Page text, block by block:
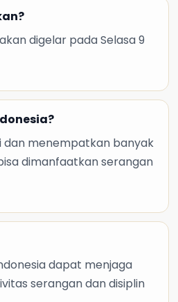
digelar pada Selasa 9
dan menempatkan banyak
dimanfaatkan serangan
dapat menjaga
serangan dan disiplin